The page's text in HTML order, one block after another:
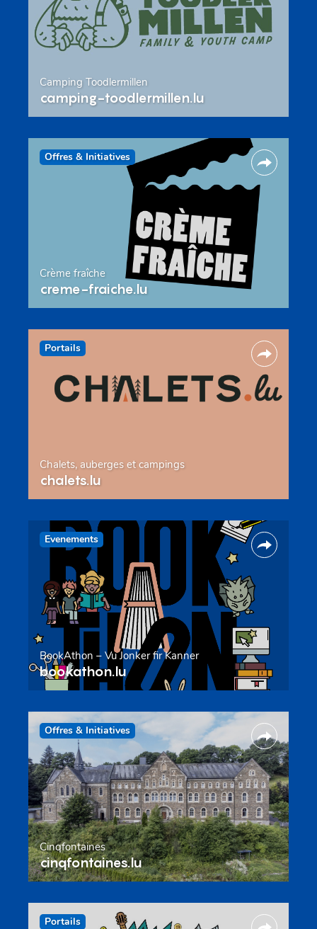
Camping Toodlermillen
camping-toodlermillen.lu
Offres & Initiatives
Crème fraîche
creme-fraiche.lu
Portails
Chalets, auberges et campings
chalets.lu
Evenements
BookAthon – Vu Jonker fir Kanner
bookathon.lu
Offres & Initiatives
Cinqfontaines
cinqfontaines.lu
Portails